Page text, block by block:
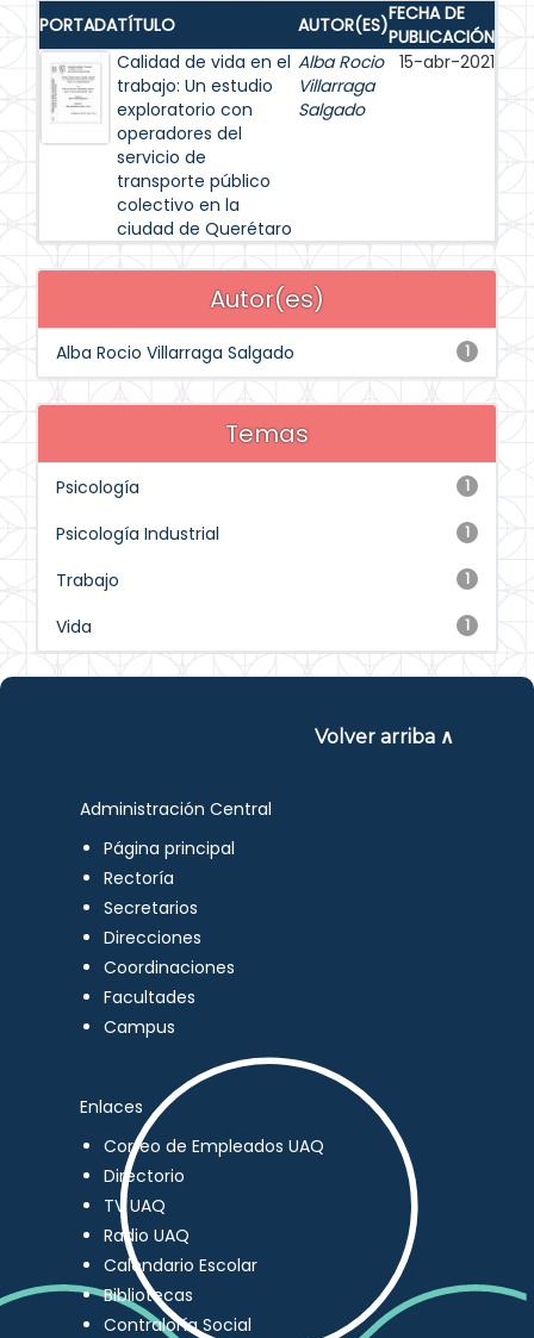
PORTADATÍTULO AUTOR(ES)FECHA DE
PUBLICACIÓN
Calidad de vida en el
trabajo: Un estudio
exploratorio con
operadores del
servicio de
transporte público
colectivo en la
ciudad de Querétaro
Alba Rocio
Villarraga
Salgado
15-abr-2021
Autor(es)
1
Alba Rocio Villarraga Salgado
Temas
1
Psicología
1
Psicología Industrial
1
Trabajo
1
Vida
Volver arriba ∧
Administración Central
Página principal
Rectoría
Secretarios
Direcciones
Coordinaciones
Facultades
Campus
Enlaces
Correo de Empleados UAQ
Directorio
TV UAQ
Radio UAQ
Calendario Escolar
Bibliotecas
Contraloría Social